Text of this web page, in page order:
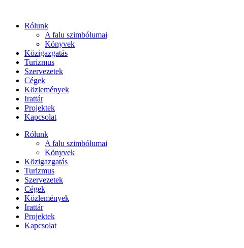
tartalomhoz
Rólunk
A falu szimbólumai
Könyvek
Közigazgatás
Turizmus
Szervezetek
Cégek
Közlemények
Irattár
Projektek
Kapcsolat
Rólunk
A falu szimbólumai
Könyvek
Közigazgatás
Turizmus
Szervezetek
Cégek
Közlemények
Irattár
Projektek
Kapcsolat